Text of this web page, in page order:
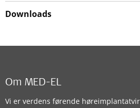
Downloads
Om MED-EL
Vi er verdens førende